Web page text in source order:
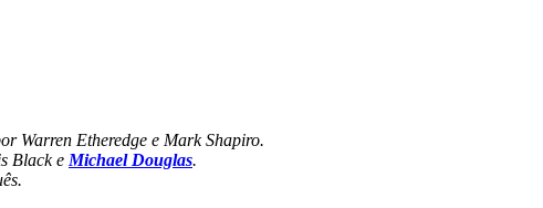
Warren Etheredge e Mark Shapiro.
Black e Michael Douglas.